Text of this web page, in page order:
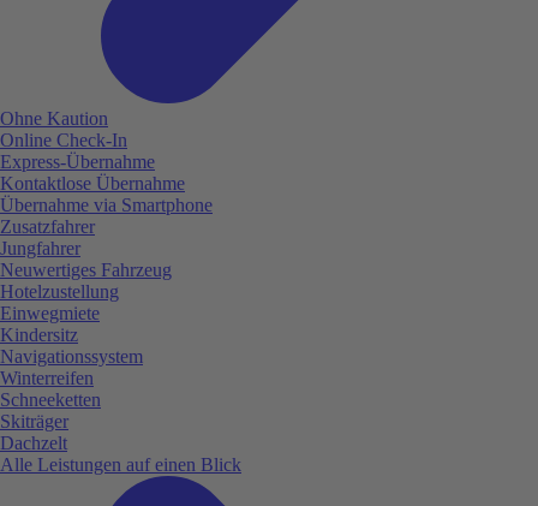
Ohne Kaution
Online Check-In
Express-Übernahme
Kontaktlose Übernahme
Übernahme via Smartphone
Zusatzfahrer
Jungfahrer
Neuwertiges Fahrzeug
Hotelzustellung
Einwegmiete
Kindersitz
Navigationssystem
Winterreifen
Schneeketten
Skiträger
Dachzelt
Alle Leistungen auf einen Blick